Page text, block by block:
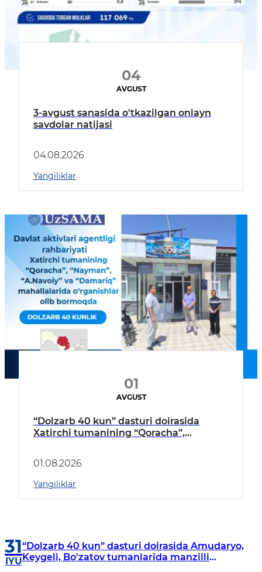
04
AVGUST
3-avgust sanasida o'tkazilgan onlayn
savdolar natijasi
04.08.2026
Yangiliklar
01
AVGUST
“Dolzarb 40 kun” dasturi doirasida
Xatirchi tumanining “Qoracha”,
borildi
01.08.2026
Yangiliklar
31
IYU
“Dolzarb 40 kun” dasturi doirasida Amudaryo,
Keygeli, Bo'zatov tumanlarida manzilli